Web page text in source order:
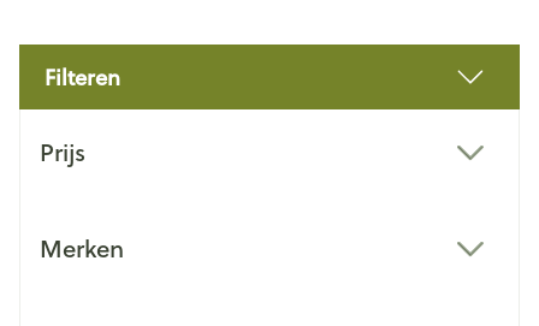
Filteren
Prijs
Merken